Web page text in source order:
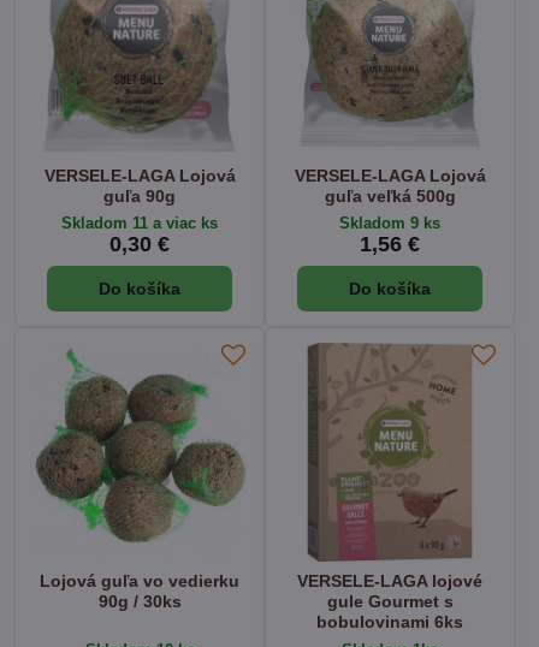
VERSELE-LAGA Lojová
guľa 90g
Skladom 11 a viac ks
0,30 €
Do košíka
VERSELE-LAGA Lojová
guľa veľká 500g
Skladom 9 ks
1,56 €
Do košíka
Lojová guľa vo vedierku
90g / 30ks
VERSELE-LAGA lojové
gule Gourmet s
bobulovinami 6ks